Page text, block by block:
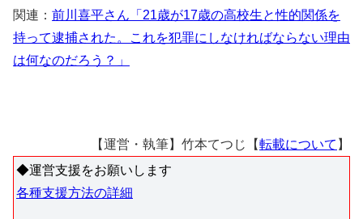
関連： 前川喜平さん「21歳が17歳の高校生と性的関係を
持って逮捕された。これを犯罪にしなければならない理由
は何なのだろう？」
【運営・執筆】竹本てつじ【転載について 】
◆運営支援をお願いします
各種支援方法の詳細